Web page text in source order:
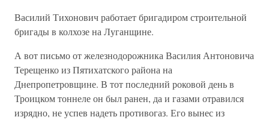
Василий Тихонович работает бригадиром строительной
бригады в колхозе на Луганщине.
А вот письмо от железнодорожника Василия Антоновича
Терещенко из Пятихатского района на
Днепропетровщине. В тот последний роковой день в
Троицком тоннеле он был ранен, да и газами отравился
изрядно, не успев надеть противогаз. Его вынес из